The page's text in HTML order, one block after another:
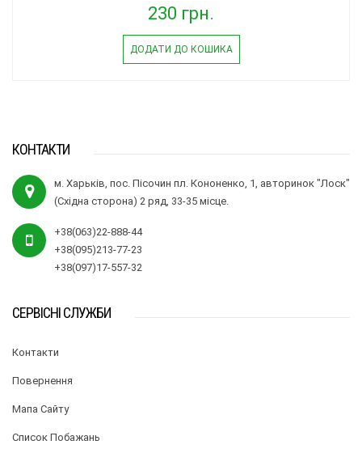
230 грн.
ДОДАТИ ДО КОШИКА
КОНТАКТИ
м. Харьків, пос. Пісочин пл. Кононенко, 1, авторинок "Лоск"
(Східна сторона) 2 ряд, 33-35 місце.
+38(063)22-888-44
+38(095)213-77-23
+38(097)17-557-32
СЕРВІСНІ СЛУЖБИ
Контакти
Повернення
Мапа Сайту
Список Побажань